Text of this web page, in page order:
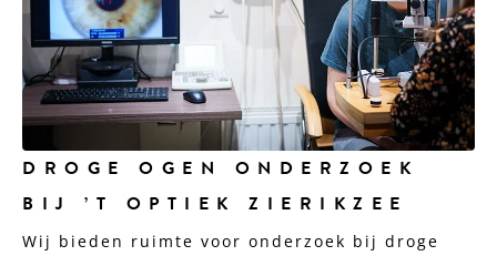
DROGE OGEN ONDERZOEK
BIJ ’T OPTIEK ZIERIKZEE
Wij bieden ruimte voor onderzoek bij droge